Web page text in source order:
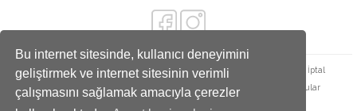
Bu internet sitesinde, kullanıcı deneyimini
geliştirmek ve internet sitesinin verimli
çalışmasını sağlamak amacıyla çerezler
Satış Sözleşmesi Ödeme ve Teslimat Gizlilik ve Güvenlik
İade ve İptal
Kişisel Veriler Politikası
Havale Bildirim Formu
Sıkça Sorulan Sorular